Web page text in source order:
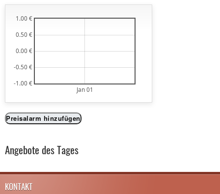
Jan 01
-1.00 €
-0.50 €
0.00 €
0.50 €
1.00 €
Preisalarm hinzufügen
Angebote des Tages
KONTAKT